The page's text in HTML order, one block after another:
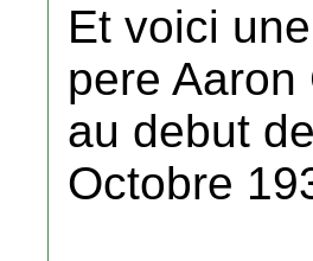
Et voici
pere
au debut
Octobre